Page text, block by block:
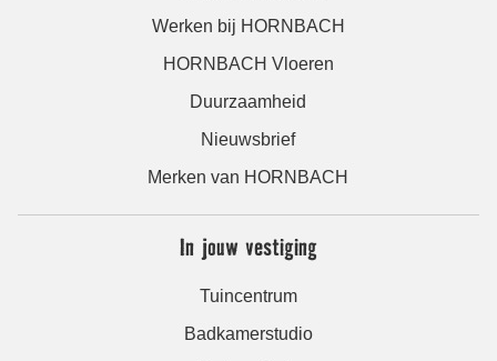
Werken bij HORNBACH
HORNBACH Vloeren
Duurzaamheid
Nieuwsbrief
Merken van HORNBACH
In jouw vestiging
Tuincentrum
Badkamerstudio